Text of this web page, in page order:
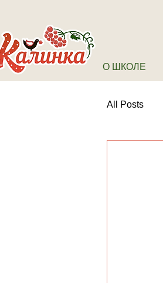
О ШКОЛЕ
All Posts